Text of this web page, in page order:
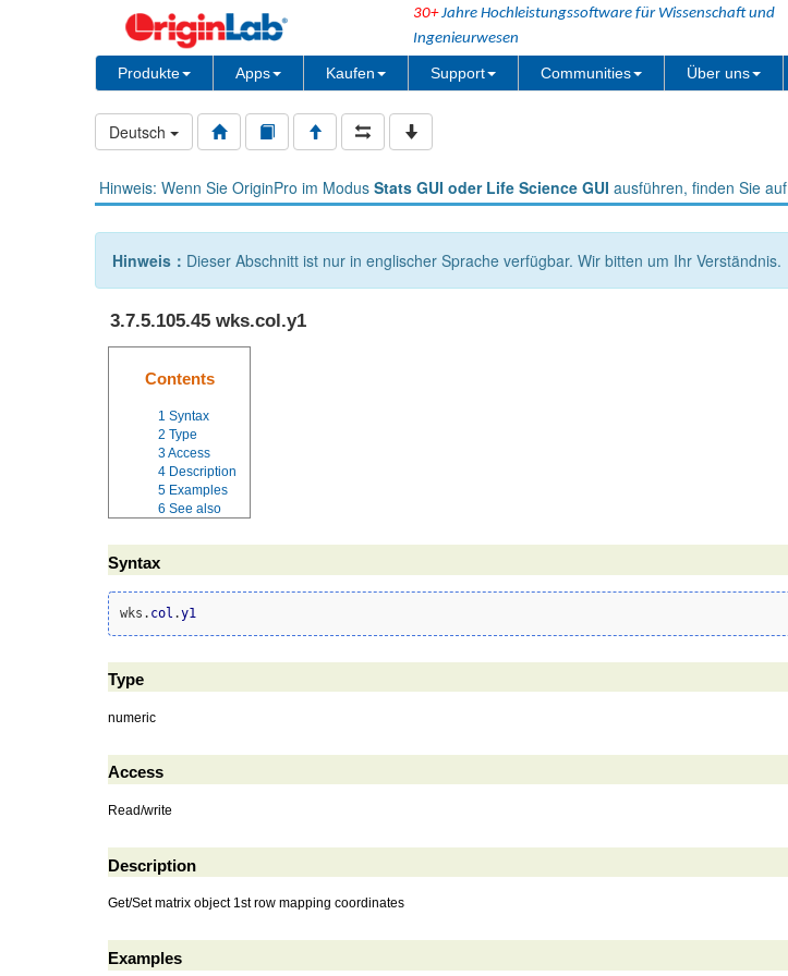
30+Jahre Hochleistungssoftware für Wissenschaft und
Ingenieurwesen
Produkte Apps Kaufen Support Communities Über uns
Deutsch
Hinweis: Wenn Sie OriginPro im Modus Stats GUI oder Life Science GUI ausführen, finden Sie auf
Hinweis： Dieser Abschnitt ist nur in englischer Sprache verfügbar. Wir bitten um Ihr Verständnis.
3.7.5.105.45 wks.col.y1
Contents
1 Syntax
2 Type
3Access
4 Description
5 Examples
6 See also
Syntax
wks. col .y1
Type
numeric
Access
Read/write
Description
Get/Set matrix object 1st row mapping coordinates
Examples